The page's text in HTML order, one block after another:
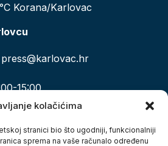
kolačićima
stranici bio što ugodniji, funkcionalniji
sprema na vaše računalo određenu
Korana/Karlovac
press@karlovac.hr
15:00